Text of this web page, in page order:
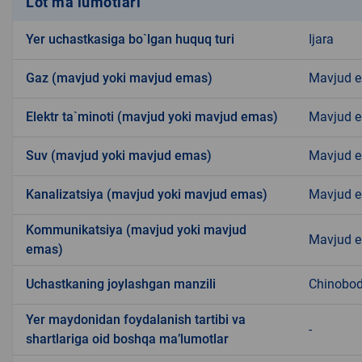
Yer uchastkasiga bo`lgan huquq turi Ijara
Gaz (mavjud yoki mavjud emas) Mavjud
Elektr ta`minoti (mavjud yoki mavjud emas) Mavjud
Suv (mavjud yoki mavjud emas) Mavjud
Kanalizatsiya (mavjud yoki mavjud emas) Mavjud
Kommunikatsiya (mavjud yoki mavjud
emas)
Mavjud
Uchastkaning joylashgan manzili
Yer maydonidan foydalanish tartibi va
shartlariga oid boshqa ma’lumotlar
-